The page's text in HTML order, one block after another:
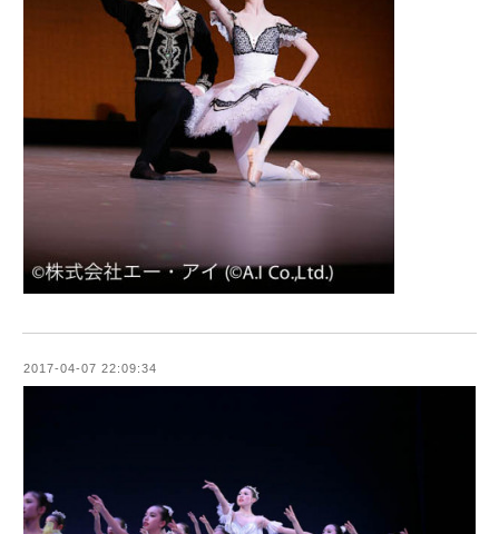
2017-04-07 22:09:34